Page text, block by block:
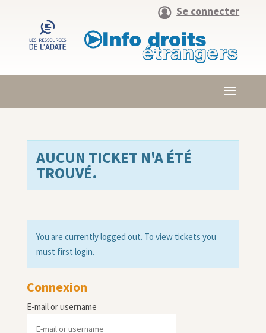
Se connecter
AUCUN TICKET N'A ÉTÉ
TROUVÉ.
You are currently logged out. To view tickets you
must first login.
Connexion
E-mail or username